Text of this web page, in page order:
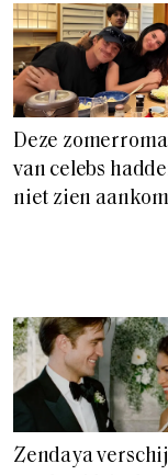
Deze
van celebs
niet zien
Zendaya